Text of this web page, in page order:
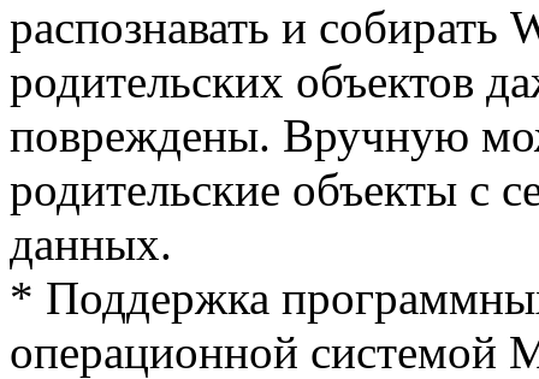
распознавать и собирать
родительских объектов
повреждены. Вручную
родительские объекты с
данных.
* Поддержка
операционной системой